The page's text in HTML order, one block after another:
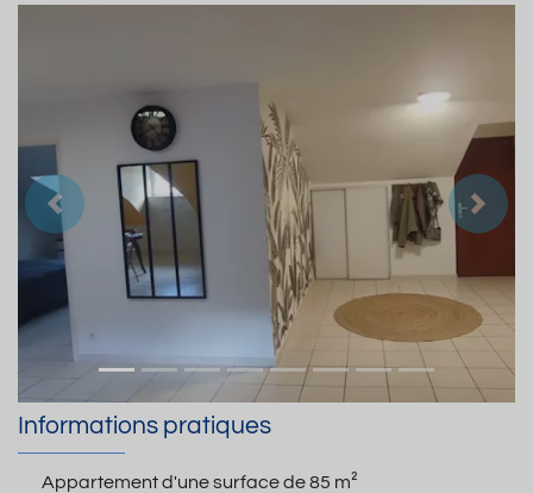
Précedent
Informations pratiques
Appartement d'une surface de85 m²